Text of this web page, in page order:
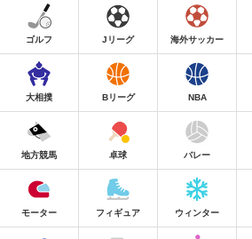
ゴルフ Jリーグ 海外サッカー
大相撲 Bリーグ NBA
地方競馬 卓球 バレー
モーター フィギュア ウィンター